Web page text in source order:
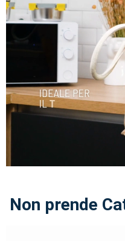
Non prende